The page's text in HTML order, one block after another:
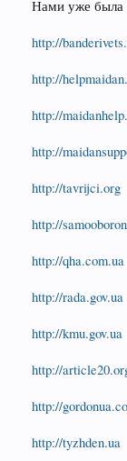
Нами уже была
http://
http://
http://
http://
http://tavrijci.org
http://
http://qha.com.ua
http://rada.gov.ua
http://kmu.gov.ua
http://
http://
http://tyzhden.ua